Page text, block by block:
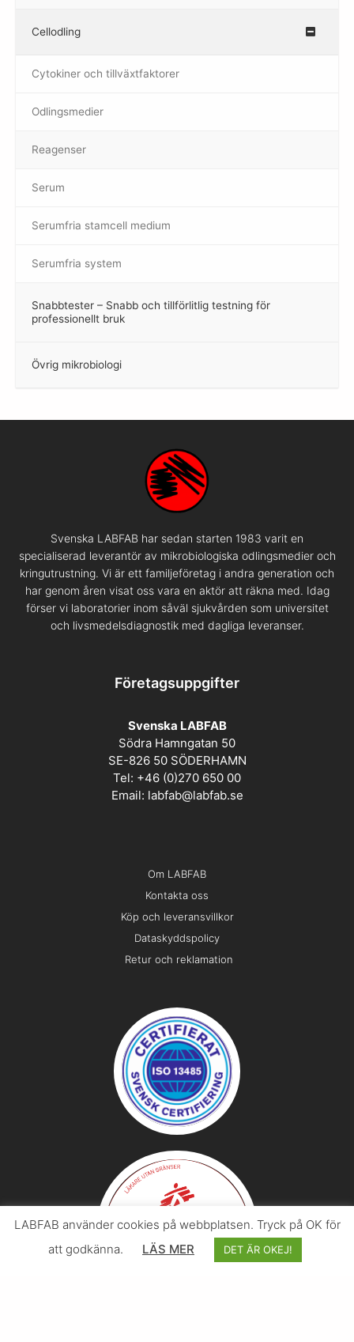
Cellodling
–
Cytokiner och tillväxtfaktorer
Odlingsmedier
Reagenser
Serum
Serumfria stamcell medium
Serumfria system
Snabbtester – Snabb och tillförlitlig testning för
professionellt bruk
–
Övrig mikrobiologi
–
Svenska LABFAB har sedan starten 1983 varit en
specialiserad leverantör av mikrobiologiska odlingsmedier och
kringutrustning. Vi är ett familjeföretag i andra generation och
har genom åren visat oss vara en aktör att räkna med. Idag
förser vi laboratorier inom såväl sjukvården som universitet
och livsmedelsdiagnostik med dagliga leveranser.
Företagsuppgifter
Svenska LABFAB
Södra Hamngatan 50
SE-826 50 SÖDERHAMN
Tel: +46 (0)270 650 00
Email: labfab@labfab.se
Om LABFAB
Kontakta oss
Köp och leveransvillkor
Dataskyddspolicy
Retur och reklamation
LABFAB använder cookies på webbplatsen. Tryck på OK för
att godkänna.
LÄS MER DET ÄR OKEJ!